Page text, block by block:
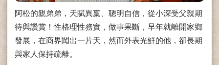
阿松的親弟弟，天賦異稟、聰明自信，從小深受父親期
待與讚賞！性格理性務實，做事果斷，早年就離開家鄉
發展，在商界闖出一片天，然而外表光鮮的他，卻長期
與家人保持疏離。